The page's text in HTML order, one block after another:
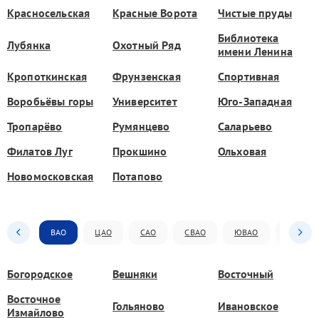
Красносельская
Красные Ворота Чистые пруды
Лубянка Охотный Ряд
Библиотека
имени Ленина
Кропоткинская
Фрунзенская
Спортивная
Воробьёвы горы
Университет
Юго-Западная
Тропарёво
Румянцево
Саларьево
Филатов Луг
Прокшино
Ольховая
Новомосковская
Потапово
ВАО ЦАО САО СВАО ЮВАО ЮАО
Богородское Вешняки
Восточный
Восточное
Измайлово
Гольяново Ивановское